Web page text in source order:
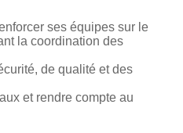
ses équipes sur le
la coordination des
de qualité et des
et rendre compte au